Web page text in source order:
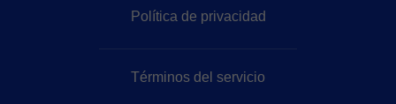
Política de privacidad
Términos del servicio